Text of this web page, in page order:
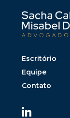
Escritório
Equipe
Contato